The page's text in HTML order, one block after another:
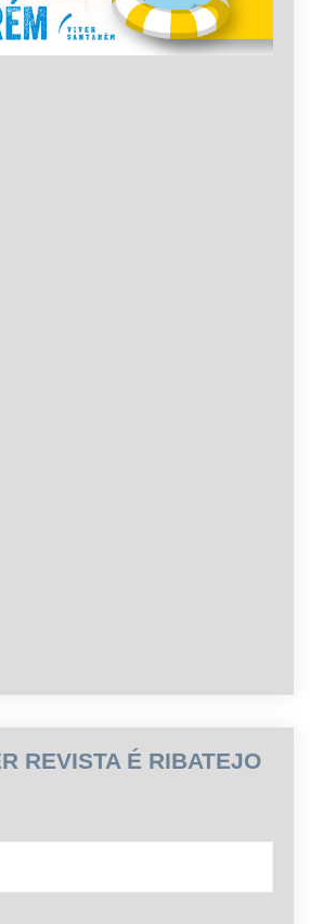
REVISTA É RIBATEJO